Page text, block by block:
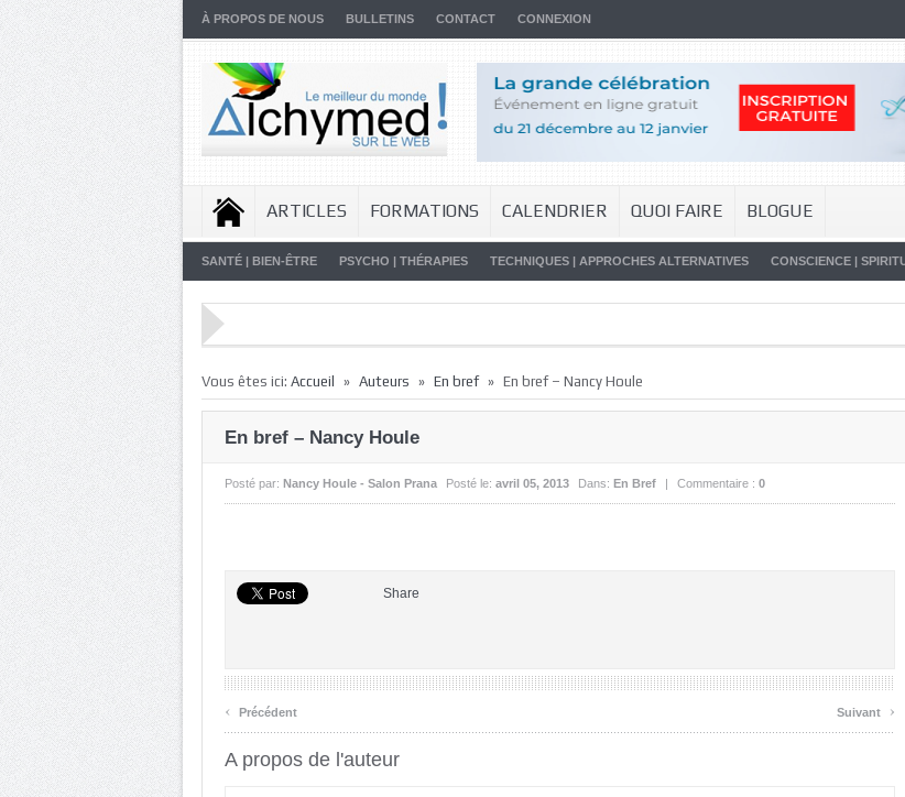
À PROPOS DE NOUS BULLETINS CONTACT CONNEXION
ARTICLES FORMATIONS CALENDRIER QUOI FAIRE BLOGUE
SANTÉ | BIEN-ÊTRE PSYCHO | THÉRAPIES TECHNIQUES | APPROCHES ALTERNATIVES CONSCIENCE |
Vous êtes ici: Accueil » Auteurs » En bref » En bref – Nancy Houle
En bref – Nancy Houle
Posté par: Nancy Houle - Salon Prana Posté le: avril 05, 2013 Dans: En Bref | Commentaire : 0
Share
‹ Précédent Suivant ›
A propos de l'auteur